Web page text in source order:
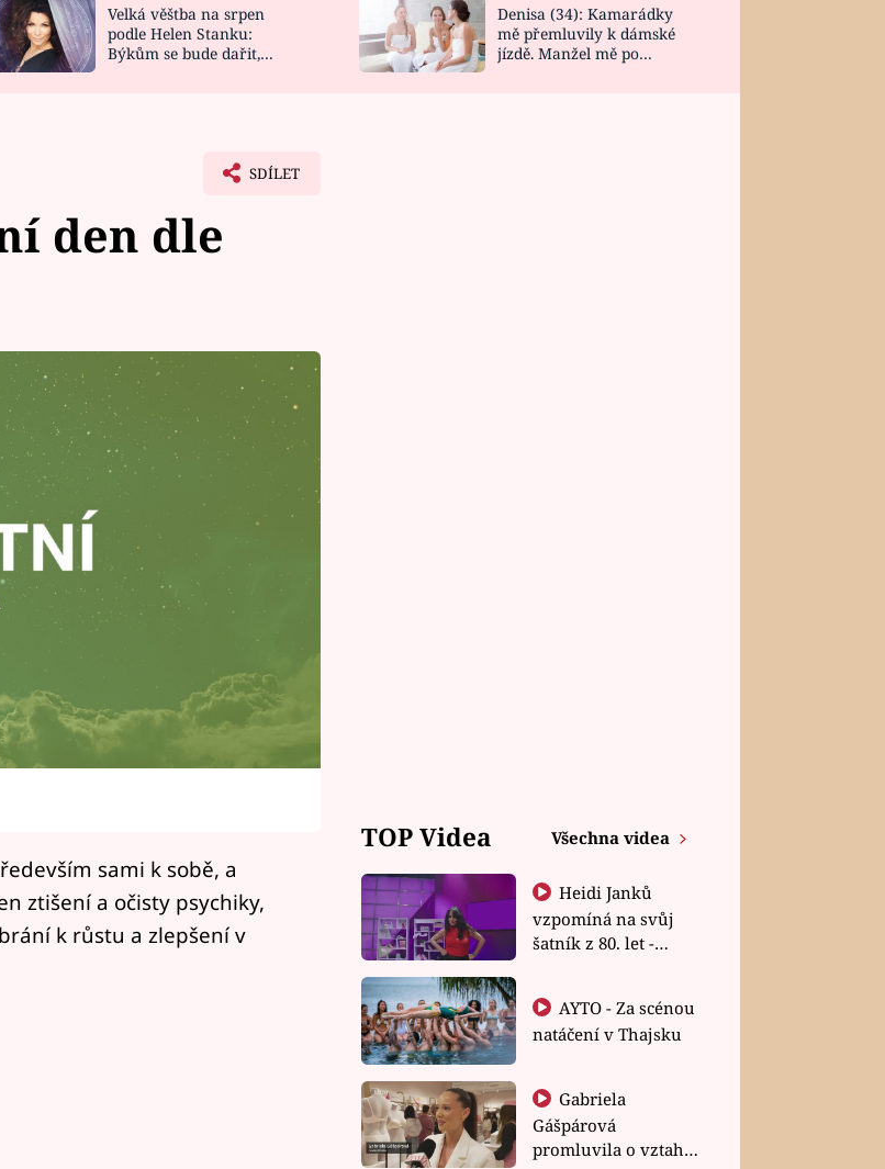
NOVINKY
VIDEORECEPTY
DESIGN
Velká věštba na srpen
podle Helen Stanku:
Býkům se bude dařit,
Denisa (34): Kamarádky
mě přemluvily k dámské
jízdě. Manžel mě po
SDÍLET
den dle
sami k sobě, a
ztišení a očisty psychiky,
k růstu a zlepšení v
TOP Videa Všechna videa
Heidi Janků
vzpomíná na svůj
šatník z 80. let -
natáčení v Thajsku
Gabriela
Gášpárová
promluvila o vztahu